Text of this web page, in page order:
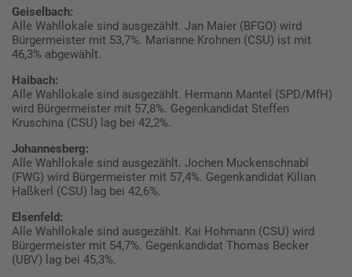
Geiselbach:
Alle Wahllokale sind ausgezählt. Jan Maier (BFGO) wird
Bürgermeister mit 53,7%. Marianne Krohnen (CSU) ist mit
46,3% abgewählt.
Haibach:
Alle Wahllokale sind ausgezählt. Hermann Mantel (SPD/MfH)
wird Bürgermeister mit 57,8%. Gegenkandidat Steffen
Kruschina (CSU) lag bei 42,2%.
Johannesberg:
Alle Wahllokale sind ausgezählt. Jochen Muckenschnabl
(FWG) wird Bürgermeister mit 57,4%. Gegenkandidat Kilian
Haßkerl (CSU) lag bei 42,6%.
Elsenfeld:
Alle Wahllokale sind ausgezählt. Kai Hohmann (CSU) wird
Bürgermeister mit 54,7%. Gegenkandidat Thomas Becker
(UBV) lag bei 45,3%.